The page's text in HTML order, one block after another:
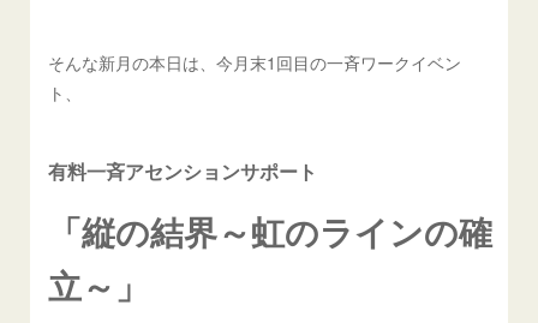
そんな新月の本日は、今月末1回目の一斉ワークイベン
ト、
有料一斉アセンションサポート
「縦の結界～虹のラインの確
立～」